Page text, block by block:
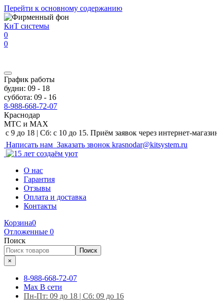
Перейти к основному содержанию
КиТ системы
0
0
График работы
будни: 09 - 18
суббота: 09 - 16
8-988-668-72-07
Краснодар
МТС и MAX
Сб: с 10 до 15. Приём заявок через интернет-магазин и на e-
Написать нам Заказать звонок krasnodar@kitsystem.ru
О нас
Гарантия
Отзывы
Оплата и доставка
Контакты
Корзина0
Отложенные 0
Поиск
Поиск
×
8-988-668-72-07
Max В сети
Пн-Пт: 09 до 18 | Сб: 09 до 16